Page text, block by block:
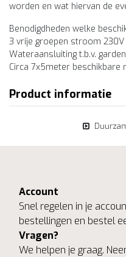
worden en wat hiervan de
Benodigdheden welke
3 vrije groepen stroom 230V
Wateraansluiting t.b.v.
Circa 7x5meter
Product informatie
Account
Snel regelen in je
bestellingen en bestel
Vragen?
We helpen je graag.